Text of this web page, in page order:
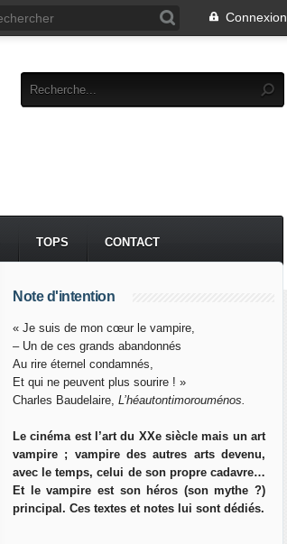
Connexion
TOPS CONTACT
Note d'intention
« Je suis de mon cœur le vampire,
– Un de ces grands abandonnés
Au rire éternel condamnés,
Et qui ne peuvent plus sourire ! »
Charles Baudelaire, L’héautontimorouménos.
Le cinéma est l’art du XXe siècle mais un art
vampire ; vampire des autres arts devenu,
avec le temps, celui de son propre cadavre…
Et le vampire est son héros (son mythe ?)
principal. Ces textes et notes lui sont dédiés.